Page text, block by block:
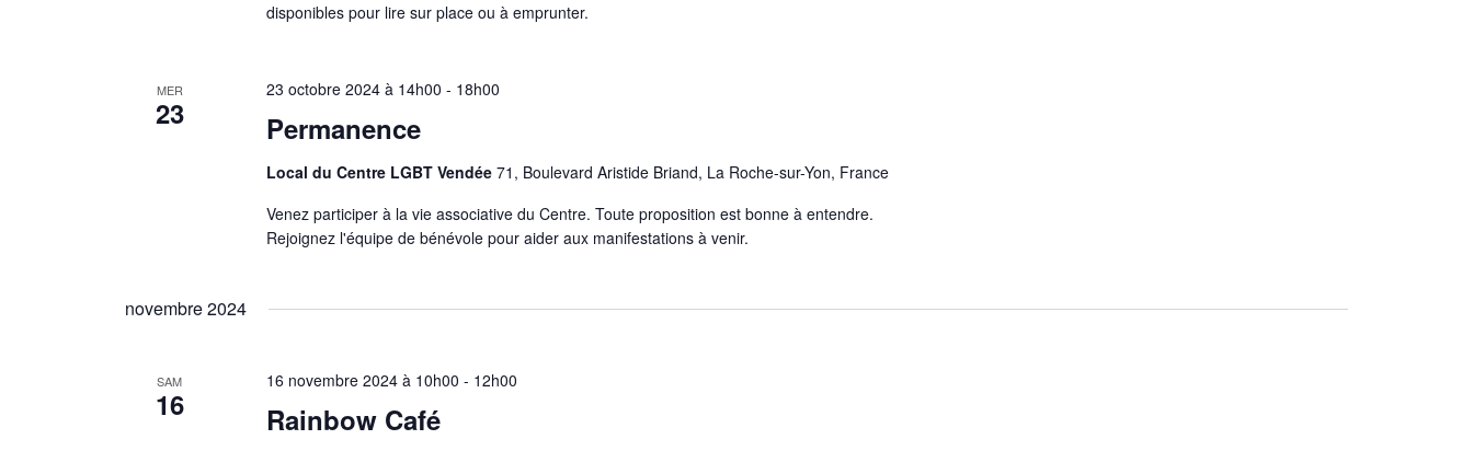
disponibles pour lire sur place ou à emprunter.
MER
23 Permanence
23 octobre 2024 à 14h00 - 18h00
Local du Centre LGBT Vendée71, Boulevard Aristide Briand, La Roche-sur-Yon, France
Venez participer à la vie associative du Centre. Toute proposition est bonne à entendre.
Rejoignez l'équipe de bénévole pour aider aux manifestations à venir.
novembre 2024
SAM
16 Rainbow Café
16 novembre 2024 à 10h00 - 12h00